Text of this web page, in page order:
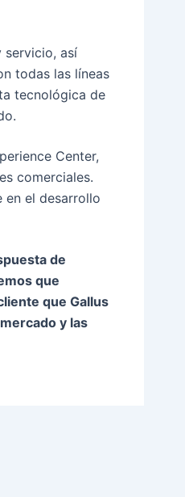
servicio, así
todas las líneas
tecnológica de
Center,
comerciales.
en el desarrollo
de
que
que Gallus
y las